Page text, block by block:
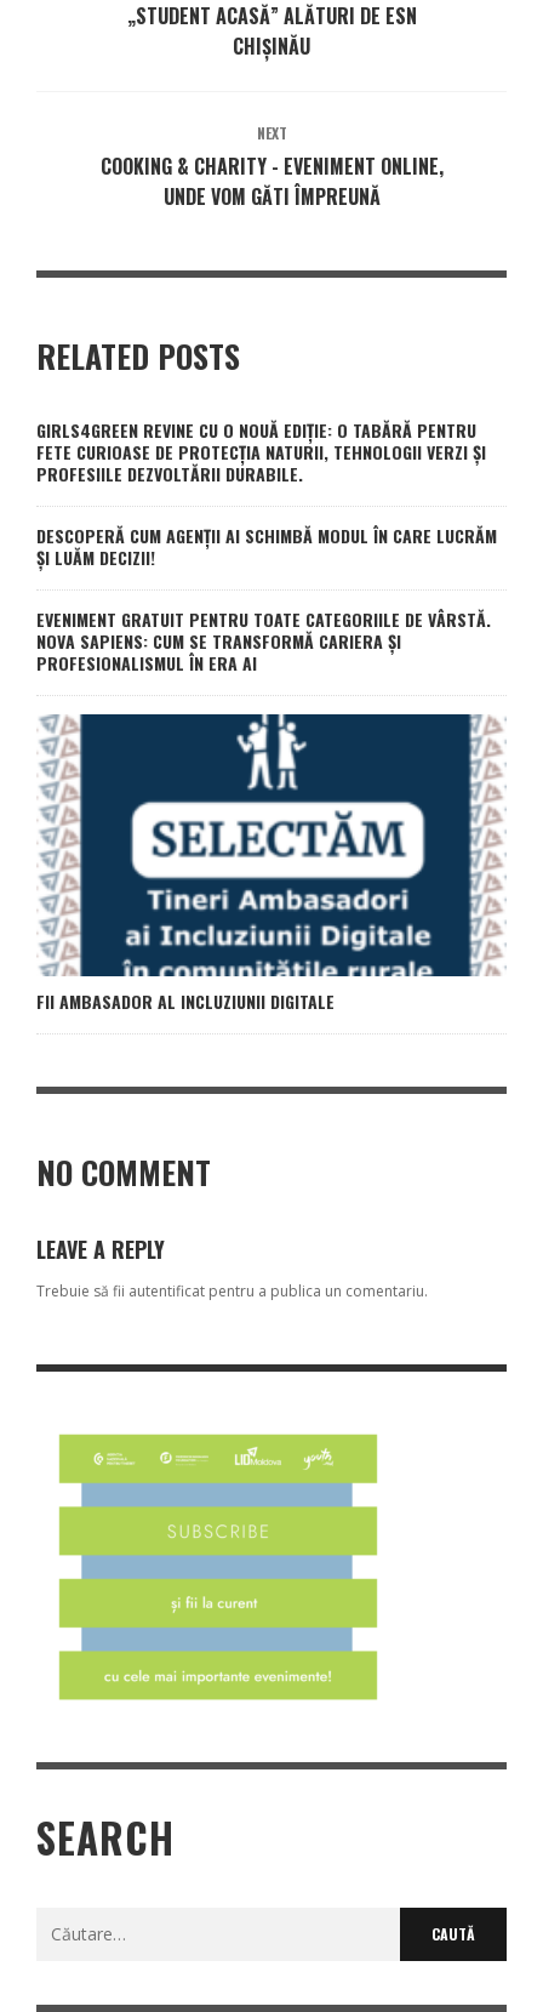
„STUDENT ACASĂ” ALĂTURI DE ESN
CHIȘINĂU
NEXT
COOKING & CHARITY - EVENIMENT ONLINE,
UNDE VOM GĂTI ÎMPREUNĂ
RELATED POSTS
GIRLS4GREEN REVINE CU O NOUĂ EDIȚIE: O TABĂRĂ PENTRU
FETE CURIOASE DE PROTECȚIA NATURII, TEHNOLOGII VERZI ȘI
PROFESIILE DEZVOLTĂRII DURABILE.
DESCOPERĂ CUM AGENȚII AI SCHIMBĂ MODUL ÎN CARE LUCRĂM
ȘI LUĂM DECIZII!
EVENIMENT GRATUIT PENTRU TOATE CATEGORIILE DE VÂRSTĂ.
NOVA SAPIENS: CUM SE TRANSFORMĂ CARIERA ȘI
PROFESIONALISMUL ÎN ERA AI
FII AMBASADOR AL INCLUZIUNII DIGITALE
NO COMMENT
LEAVE A REPLY
Trebuie să fii autentificat pentru a publica un comentariu.
SEARCH